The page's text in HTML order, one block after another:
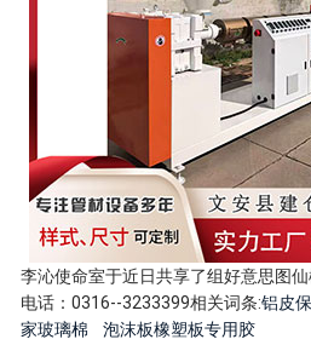
李沁使命室于近日共享了组好意思图仙
电话：0316--3233399相关词条:铝皮
家玻璃棉 泡沫板橡塑板专用胶